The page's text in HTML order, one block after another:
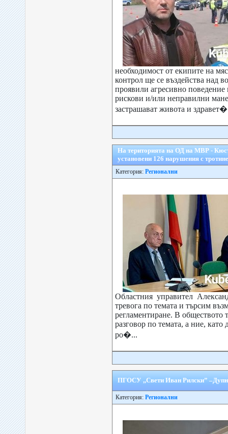
необходимост от екипите на
контрол ще се въздейства над
проявили агресивно
рискови и/или неправилни
застрашават живота и
На територията на ОД на МВР -
установени 126 нарушения с
Категория: Регионални
Областния управител
тревога по темата и търсим
регламентиране. В обществото
разговор по темата, а ние,
ро�...
ПГОСУ ,,Свети Иван Рилски”
Категория: Регионални